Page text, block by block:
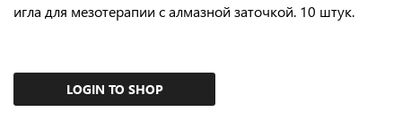
игла для мезотерапии с алмазной заточкой. 10 штук.
LOGIN TO SHOP